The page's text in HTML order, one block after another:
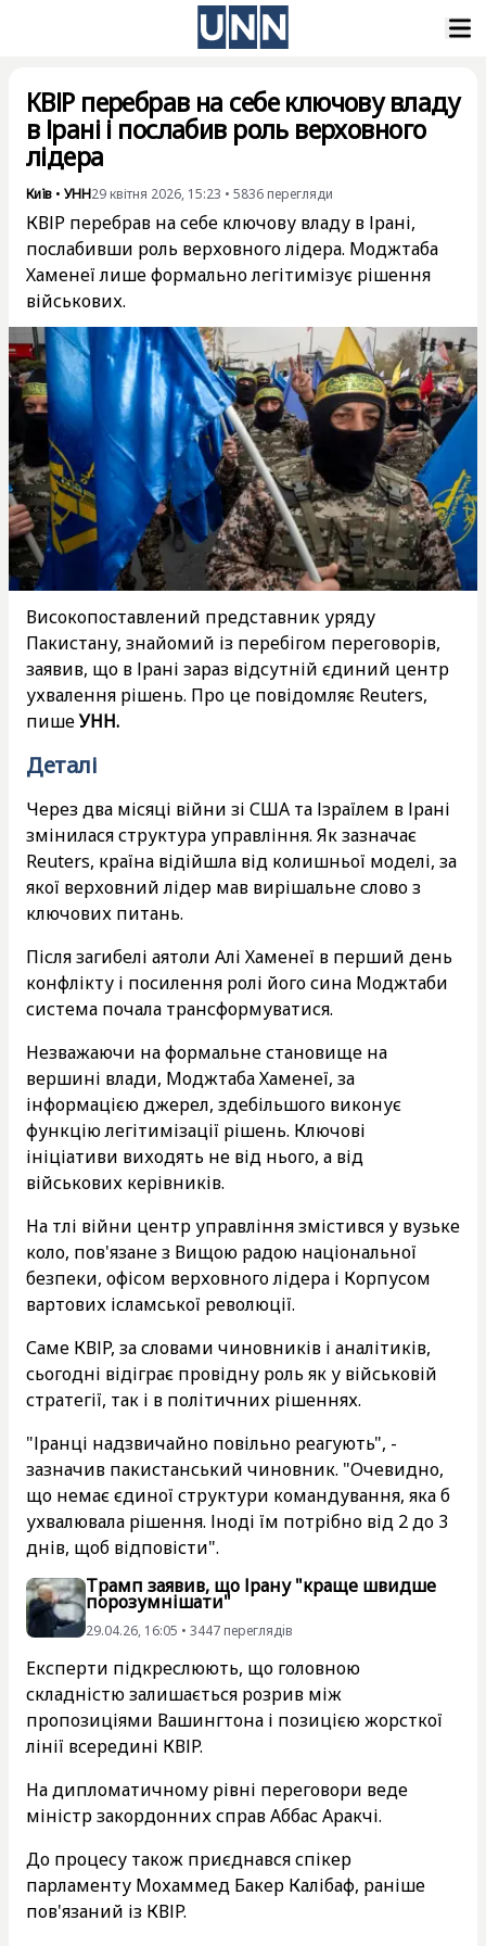
КВІР перебрав на себе ключову владу
в Ірані і послабив роль верховного
лідера
Київ • УНН29 квітня 2026, 15:23 • 5836 перегляди
КВІР перебрав на себе ключову владу в Ірані,
послабивши роль верховного лідера. Моджтаба
Хаменеї лише формально легітимізує рішення
військових.
Високопоставлений представник уряду
Пакистану, знайомий із перебігом переговорів,
заявив, що в Ірані зараз відсутній єдиний центр
ухвалення рішень. Про це повідомляє Reuters,
пишеУНН.
Деталі
Через два місяці війни зі США та Ізраїлем в Ірані
змінилася структура управління. Як зазначає
Reuters, країна відійшла від колишньої моделі, за
якої верховний лідер мав вирішальне слово з
ключових питань.
Після загибелі аятоли Алі Хаменеї в перший день
конфлікту і посилення ролі його сина Моджтаби
система почала трансформуватися.
Незважаючи на формальне становище на
вершині влади, Моджтаба Хаменеї, за
інформацією джерел, здебільшого виконує
функцію легітимізації рішень. Ключові
ініціативи виходять не від нього, а від
військових керівників.
На тлі війни центр управління змістився у вузьке
коло, пов'язане з Вищою радою національної
безпеки, офісом верховного лідера і Корпусом
вартових ісламської революції.
Саме КВІР, за словами чиновників і аналітиків,
сьогодні відіграє провідну роль як у військовій
стратегії, так і в політичних рішеннях.
"Іранці надзвичайно повільно реагують", -
зазначив пакистанський чиновник. "Очевидно,
що немає єдиної структури командування, яка б
ухвалювала рішення. Іноді їм потрібно від 2 до 3
днів, щоб відповісти".
Трамп заявив, що Ірану "краще швидше
порозумнішати"
29.04.26, 16:05 • 3447 переглядiв
Експерти підкреслюють, що головною
складністю залишається розрив між
пропозиціями Вашингтона і позицією жорсткої
лінії всередині КВІР.
На дипломатичному рівні переговори веде
міністр закордонних справ Аббас Аракчі.
До процесу також приєднався спікер
парламенту Мохаммед Бакер Калібаф, раніше
пов'язаний із КВІР.